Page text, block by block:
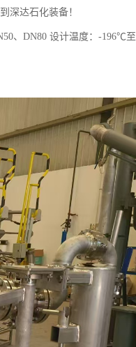
深达石化装备！
、DN80 设计温度：-196℃至